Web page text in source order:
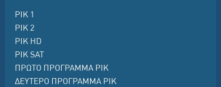
ΡΙΚ 1
ΡΙΚ 2
ΡΙΚ HD
ΡΙΚ SAT
ΠΡΩΤΟ ΠΡΟΓΡΑΜΜΑ ΡΙΚ
ΔΕΥΤΕΡΟ ΠΡΟΓΡΑΜΜΑ ΡΙΚ